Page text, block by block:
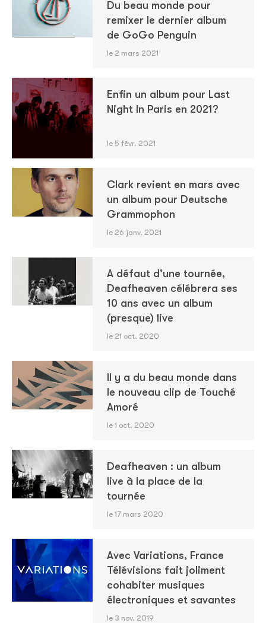
Du beau monde pour
remixer le dernier album
de GoGo Penguin
le 2 mars 2021
Enfin un album pour Last
Night In Paris en 2021?
le 5 févr. 2021
Clark revient en mars avec
un album pour Deutsche
Grammophon
le 26 janv. 2021
A défaut d'une tournée,
Deafheaven célébrera ses
10 ans avec un album
(presque) live
le 21 oct. 2020
Il y a du beau monde dans
le nouveau clip de Touché
Amoré
le 1 oct. 2020
Deafheaven : un album
live à la place de la
tournée
le 17 mars 2020
Avec Variations, France
Télévisions fait joliment
cohabiter musiques
électroniques et savantes
le 3 nov. 2019